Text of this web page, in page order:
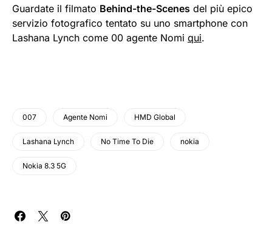
Guardate il filmato Behind-the-Scenes del più epico
servizio fotografico tentato su uno smartphone con
Lashana Lynch come 00 agente Nomi qui.
007 Agente Nomi HMD Global
Lashana Lynch No Time To Die nokia
Nokia 8.3 5G